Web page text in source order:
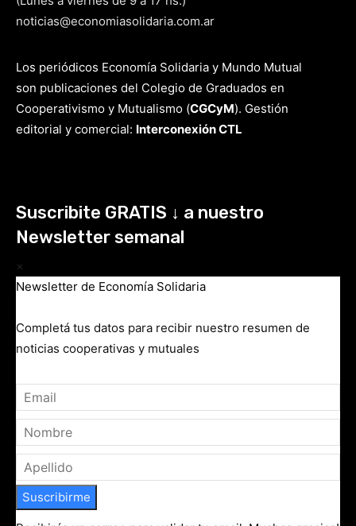
noticias@economiasolidaria.com.ar
Los periódicos Economía Solidaria y Mundo Mutual
son publicaciones del Colegio de Graduados en
Cooperativismo y Mutualismo (CGCyM). Gestión
editorial y comercial: Interconexión CTL
Suscribite GRATIS ↓ a nuestro
Newsletter semanal
×
Newsletter de Economía Solidaria
Completá tus datos para recibir nuestro resumen de
noticias cooperativas y mutuales
Suscribirme